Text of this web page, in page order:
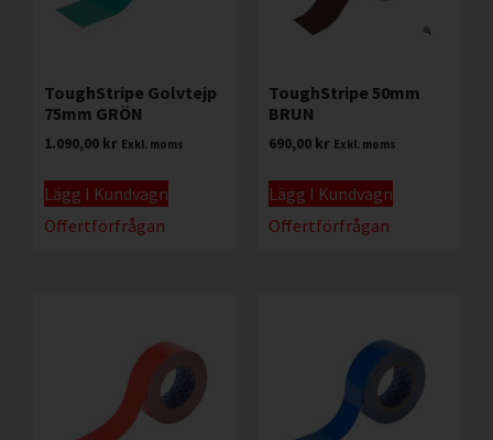
ToughStripe Golvtejp
75mm GRÖN
1.090,00 kr Exkl. moms
Lägg I Kundvagn
Offertförfrågan
ToughStripe 50mm
BRUN
690,00 kr Exkl. moms
Lägg I Kundvagn
Offertförfrågan